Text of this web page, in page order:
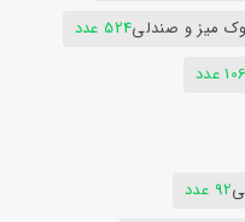
میز و صندلی524 عدد
106 عدد
92 عدد